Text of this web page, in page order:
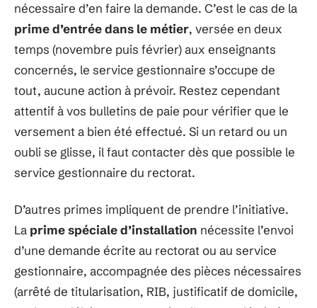
nécessaire d’en faire la demande. C’est le cas de la
prime d’entrée dans le métier, versée en deux
temps (novembre puis février) aux enseignants
concernés, le service gestionnaire s’occupe de
tout, aucune action à prévoir. Restez cependant
attentif à vos bulletins de paie pour vérifier que le
versement a bien été effectué. Si un retard ou un
oubli se glisse, il faut contacter dès que possible le
service gestionnaire du rectorat.
D’autres primes impliquent de prendre l’initiative.
La prime spéciale d’installation nécessite l’envoi
d’une demande écrite au rectorat ou au service
gestionnaire, accompagnée des pièces nécessaires
(arrêté de titularisation, RIB, justificatif de domicile,